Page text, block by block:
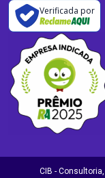
Verificada por
CIB -